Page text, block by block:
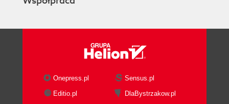
Onepress.pl
Sensus.pl
Editio.pl
DlaBystrzakow.pl